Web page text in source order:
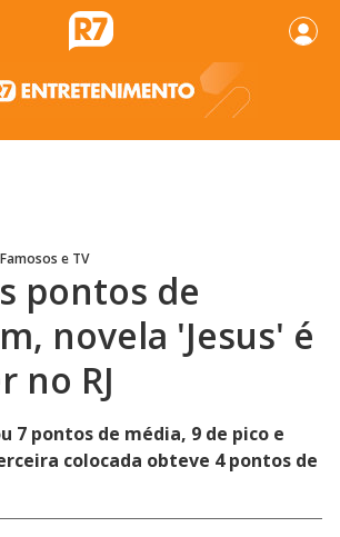
Famosos e TV
pontos de
novela 'Jesus' é
no RJ
7 pontos de média, 9 de pico e
colocada obteve 4 pontos de